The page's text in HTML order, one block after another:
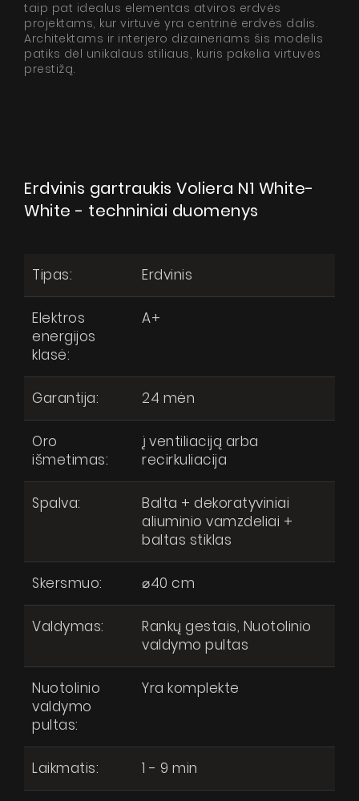
Apie mus
Dizainerio zona
Virtualus gidas
Dirbkime kartu
Kontaktai
SIŲSTI
taip pat idealus elementas atviros erdvės
projektams, kur virtuvė yra centrinė erdvės dalis.
Architektams ir interjero dizaineriams šis modelis
patiks dėl unikalaus stiliaus, kuris pakelia virtuvės
prestižą.
Erdvinis gartraukis Voliera N1 White-
White - techniniai duomenys
Tipas: Erdvinis
Elektros
energijos
klasė:
A+
Garantija: 24 mėn
Oro
išmetimas:
į ventiliaciją arba
recirkuliacija
Spalva:
Balta + dekoratyviniai
aliuminio vamzdeliai +
baltas stiklas
Skersmuo: ⌀40 cm
Valdymas:
Rankų gestais, Nuotolinio
valdymo pultas
Nuotolinio
valdymo
pultas:
Yra komplekte
Laikmatis: 1 - 9 min